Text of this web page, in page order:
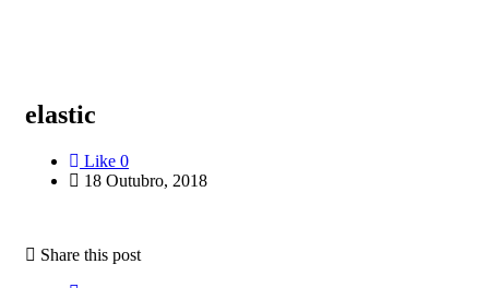
elastic
Like 0
18 Outubro, 2018
Share this post